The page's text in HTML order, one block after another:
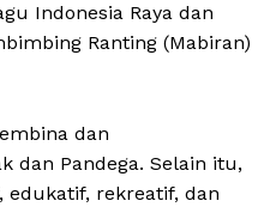
Indonesia Raya dan
Ranting (Mabiran)
dan
dan Pandega. Selain itu,
edukatif, rekreatif, dan